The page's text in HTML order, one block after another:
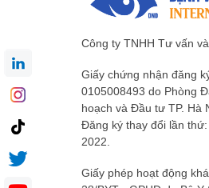
Công ty TNHH Tư vấn
Giấy chứng nhận đăng
0105008493 do Phòng
hoạch và Đầu tư TP. Hà
Đăng ký thay đổi lần
2022.
Giấy phép hoạt động